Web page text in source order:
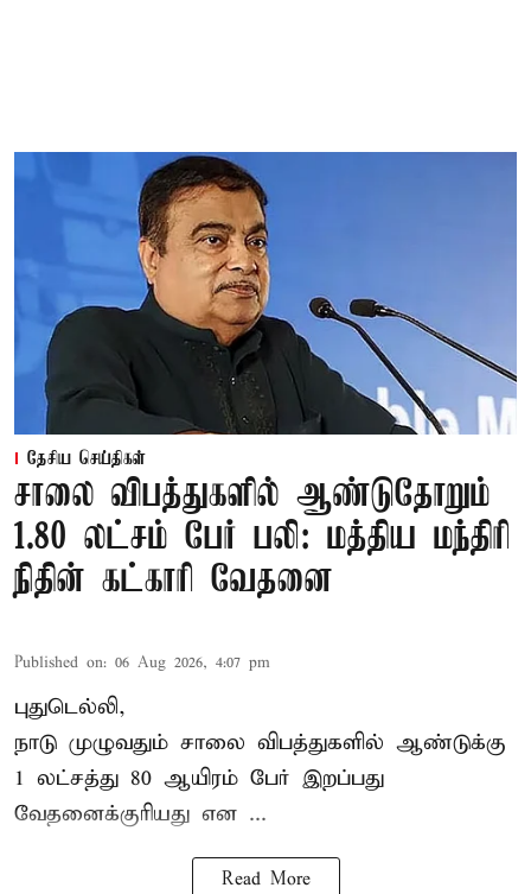
தேசிய செய்திகள்
சாலை விபத்துகளில் ஆண்டுதோறும்
1.80 லட்சம் பேர் பலி: மத்திய மந்திரி
நிதின் கட்காரி வேதனை
Published on: 06 Aug 2026, 4:07 pm
புதுடெல்லி,
நாடு முழுவதும் சாலை விபத்துகளில் ஆண்டுக்கு
1 லட்சத்து 80 ஆயிரம் பேர் இறப்பது
வேதனைக்குரியது என ...
Read More